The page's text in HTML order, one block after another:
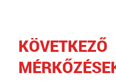
KÖVETKEZŐ